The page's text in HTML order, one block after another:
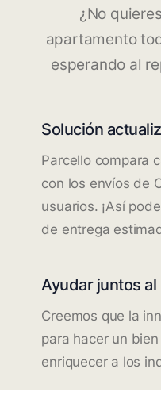
¿No
apartamento
esperando al
Solución
Parcello compara
con los envíos de
usuarios. ¡Así
de entrega
Ayudar juntos al
Creemos que la
para hacer un
enriquecer a los